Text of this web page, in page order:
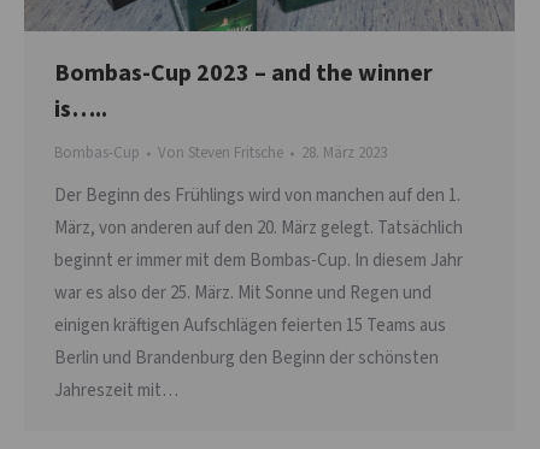
Bombas-Cup 2023 – and the winner
is…..
Bombas-Cup Von Steven Fritsche 28. März 2023
Der Beginn des Frühlings wird von manchen auf den 1.
März, von anderen auf den 20. März gelegt. Tatsächlich
beginnt er immer mit dem Bombas-Cup. In diesem Jahr
war es also der 25. März. Mit Sonne und Regen und
einigen kräftigen Aufschlägen feierten 15 Teams aus
Berlin und Brandenburg den Beginn der schönsten
Jahreszeit mit…